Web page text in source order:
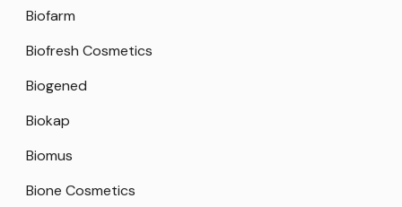
Biofarm
Biofresh Cosmetics
Biogened
Biokap
Biomus
Bione Cosmetics